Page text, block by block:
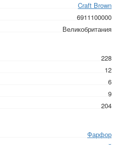
Craft Brown
6911100000
Великобритания
228
12
6
9
204
Фарфор